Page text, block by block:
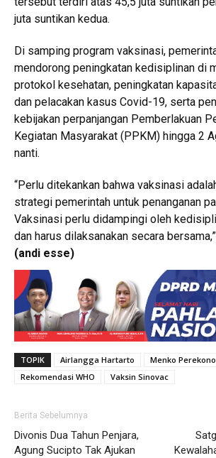
juta suntikan kedua.
Di samping program vaksinasi,
mendorong peningkatan kedisiplinan di
protokol kesehatan, peningkatan
dan pelacakan kasus Covid-19, serta
kebijakan perpanjangan Pemberlakuan
Kegiatan Masyarakat (PPKM) hingga 2
nanti.
“Perlu ditekankan bahwa vaksinasi
strategi pemerintah untuk penanganan
Vaksinasi perlu didampingi oleh
dan harus dilaksanakan secara
(andi esse)
TOPIK Airlangga Hartarto
Menko
Rekomendasi WHO
Vaksin Sinovac
Berita Sebelumnya
Divonis Dua Tahun Penjara,
Agung Sucipto Tak Ajukan